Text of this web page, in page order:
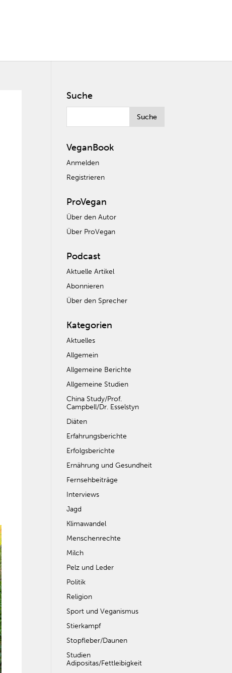
Suche
VeganBook
Anmelden
Registrieren
ProVegan
Über den Autor
Über ProVegan
Podcast
Aktuelle Artikel
Abonnieren
Über den Sprecher
Kategorien
Aktuelles
Allgemein
Allgemeine Berichte
Allgemeine Studien
China Study/Prof.
Campbell/Dr. Esselstyn
Diäten
Erfahrungsberichte
Erfolgsberichte
Ernährung und Gesundheit
Fernsehbeiträge
Interviews
Jagd
Klimawandel
Menschenrechte
Milch
Pelz und Leder
Politik
Religion
Sport und Veganismus
Stierkampf
Stopfleber/Daunen
Studien
Adipositas/Fettleibigkeit